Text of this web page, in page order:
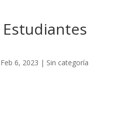
Feb 6, 2023 | Sin categoría